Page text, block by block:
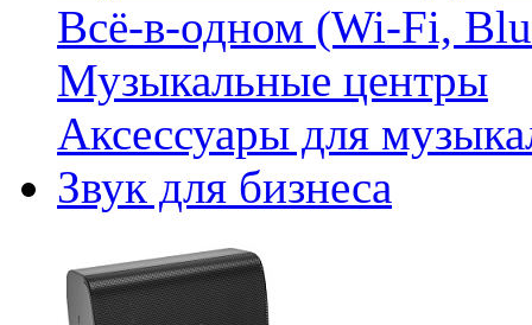
Всё-в-одном (Wi-Fi,
Музыкальные центры
Аксессуары для
Звук для бизнеса